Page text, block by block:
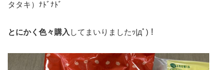
タタキ）ﾅﾄﾞﾅﾄﾞ
とにかく色々購入 してまいりましたｯ|дﾟ)！